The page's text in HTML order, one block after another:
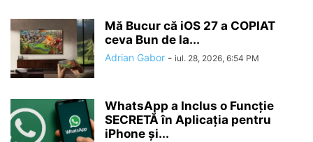
Mă Bucur că iOS 27 a COPIAT
ceva Bun de la...
Adrian Gabor - iul. 28, 2026, 6:54 PM
WhatsApp a Inclus o Funcție
SECRETĂ în Aplicația pentru
iPhone și...